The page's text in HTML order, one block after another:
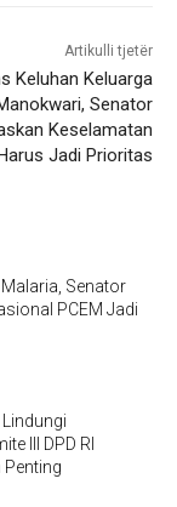
Artikulli tjetër
Keluhan Keluarga
Senator
Keselamatan
Jadi Prioritas
Senator
PCEM Jadi
III DPD RI